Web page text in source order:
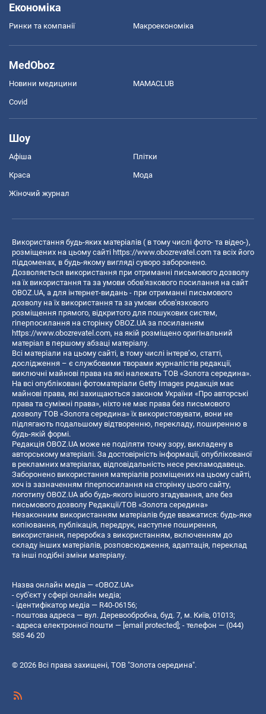
Економіка
Ринки та компанії Макроекономіка
MedOboz
Новини медицини MAMACLUB
Covid
Шоу
Афіша Плітки
Краса Мода
Жіночий журнал
Використання будь-яких матеріалів ( в тому числі фото- та відео-),
розміщених на цьому сайті https://www.obozrevatel.com та всіх його
піддоменах, в будь-якому вигляді суворо заборонено.
Дозволяється використання при отриманні письмового дозволу
на їх використання та за умови обов'язкового посилання на сайт
OBOZ.UA, а для інтернет-видань - при отриманні письмового
дозволу на їх використання та за умови обов'язкового
розміщення прямого, відкритого для пошукових систем,
гіперпосилання на сторінку OBOZ.UA за посиланням
https://www.obozrevatel.com, на якій розміщено оригінальний
матеріал в першому абзаці матеріалу.
Всі матеріали на цьому сайті, в тому числі інтерв’ю, статті,
дослідження – є службовими творами журналістів редакції,
виключні майнові права на які належать ТОВ «Золота середина».
На всі опубліковані фотоматеріали Getty Images редакція має
майнові права, які захищаються законом України «Про авторські
права та суміжні права», ніхто не має права без письмового
дозволу ТОВ «Золота середина» їх використовувати, вони не
підлягають подальшому відтворенню, перекладу, поширенню в
будь-якій формі.
Редакція OBOZ.UA може не поділяти точку зору, викладену в
авторському матеріалі. За достовірність інформації, опублікованої
в рекламних матеріалах, відповідальність несе рекламодавець.
Заборонено використання матеріалів розміщених на цьому сайті,
хоч із зазначенням гіперпосилання на сторінку цього сайту,
логотипу OBOZ.UA або будь-якого іншого згадування, але без
письмового дозволу Редакції/ТОВ «Золота середина»
Незаконним використанням матеріалів буде вважатися: будь-яке
копiювання, публiкацiя, передрук, наступне поширення,
використання, переробка з використанням, включенням до
складу інших матеріалів, розповсюдження, адаптація, переклад
та інші подібні зміни матеріалу.
Назва онлайн медіа — «OBOZ.UA»
- суб'єкт у сфері онлайн медіа;
- ідентифікатор медіа — R40-06156;
- поштова адреса — вул. Деревообробна, буд. 7, м. Київ, 01013;
- адреса електронної пошти — [email protected]; - телефон — (044)
585 46 20
© 2026 Всі права захищені, ТОВ "Золота середина".